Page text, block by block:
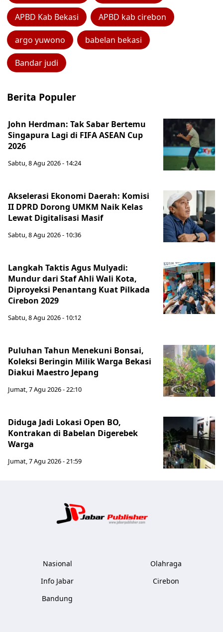
APBD Kab Bekasi APBD kab cirebon
argo yuwono babelan bekasi
Bandar judi
Berita Populer
John Herdman: Tak Sabar Bertemu
Singapura Lagi di FIFA ASEAN Cup
2026
Sabtu, 8 Agu 2026 - 14:24
Akselerasi Ekonomi Daerah: Komisi
II DPRD Dorong UMKM Naik Kelas
Lewat Digitalisasi Masif
Sabtu, 8 Agu 2026 - 10:36
Langkah Taktis Agus Mulyadi:
Mundur dari Staf Ahli Wali Kota,
Diproyeksi Penantang Kuat Pilkada
Cirebon 2029
Sabtu, 8 Agu 2026 - 10:12
Puluhan Tahun Menekuni Bonsai,
Koleksi Beringin Milik Warga Bekasi
Diakui Maestro Jepang
Jumat, 7 Agu 2026 - 22:10
Diduga Jadi Lokasi Open BO,
Kontrakan di Babelan Digerebek
Warga
Jumat, 7 Agu 2026 - 21:59
Nasional
Info Jabar
Bandung
Olahraga
Cirebon